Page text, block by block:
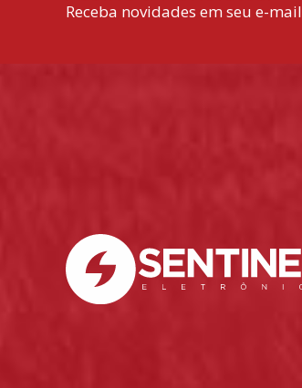
Receba novidades em seu e-mail